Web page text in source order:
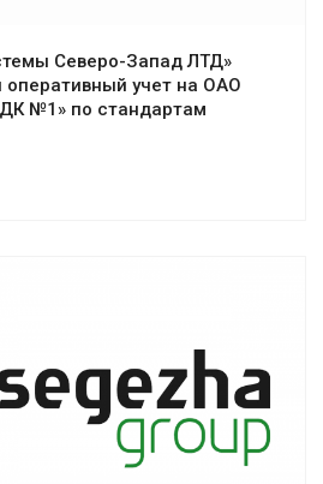
Северо-Запад ЛТД»
оперативный учет на ОАО
№1» по стандартам
проект